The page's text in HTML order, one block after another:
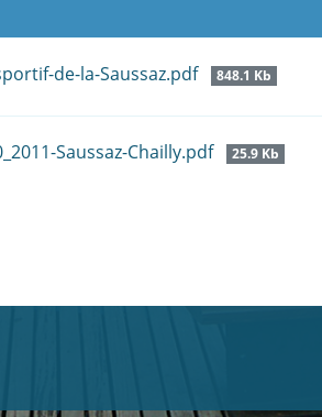
de-la-Saussaz.pdf 848.1 Kb
Saussaz-Chailly.pdf 25.9 Kb